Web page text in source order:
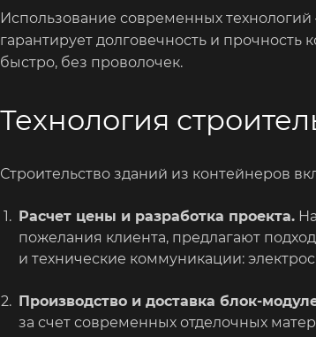
Использование современных
гарантирует долговечность и
быстро, без проволочек.
Технология
Строительство зданий из контейнеров
Расчет цены и разработка проекта.
пожелания клиента, предлагают
и технические коммуникации:
Производство и доставка блок-
за счет современных отделочных